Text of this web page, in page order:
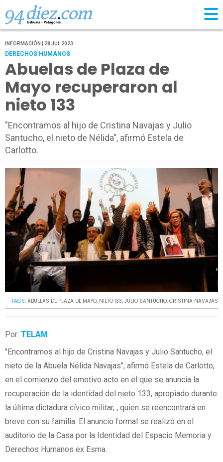
INFORMACIÓN | 28 JUL 2023
DERECHOS HUMANOS
Abuelas de Plaza de
Mayo recuperaron al
nieto 133
"Encontramos al hijo de Cristina Navajas y Julio
Santucho, el nieto de Nélida", afirmó Estela de
Carlotto.
TAGS: ABUELAS DE PLAZA DE MAYO, NIETO 133, JULIO SANTUCHO, CRISTINA NAVAJAS
Por: TELAM
"Encontramos al hijo de Cristina Navajas y Julio Santucho, el
nieto de la Abuela Nélida Navajas", afirmó Estela de Carlotto,
en el comienzo del emotivo acto en el que se anuncia la
recuperación de la identidad del nieto 133, apropiado durante
la última dictadura cívico militar, , quien se reencontrará en
breve con su familia. El anuncio formal se realizó en el
auditorio de la Casa por la Identidad del Espacio Memoria y
Derechos Humanos ex Esma.